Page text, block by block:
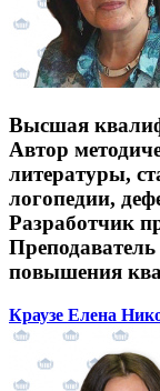
Высшая
Автор
литературы,
логопедии,
Разработчик
повышения
Краузе Елена